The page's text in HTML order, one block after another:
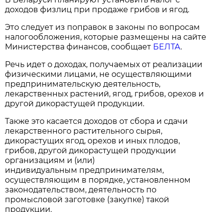
доходов физлиц при продаже грибов и ягод.
Это следует из поправок в законы по вопросам
налогообложения, которые размещены на сайте
Министерства финансов, сообщает БЕЛТА.
Речь идет о доходах, получаемых от реализации
физическими лицами, не осуществляющими
предпринимательскую деятельность,
лекарственных растений, ягод, грибов, орехов и
другой дикорастущей продукции.
Также это касается доходов от сбора и сдачи
лекарственного растительного сырья,
дикорастущих ягод, орехов и иных плодов,
грибов, другой дикорастущей продукции
организациям и (или)
индивидуальным предпринимателям,
осуществляющим в порядке, установленном
законодательством, деятельность по
промысловой заготовке (закупке) такой
продукции.